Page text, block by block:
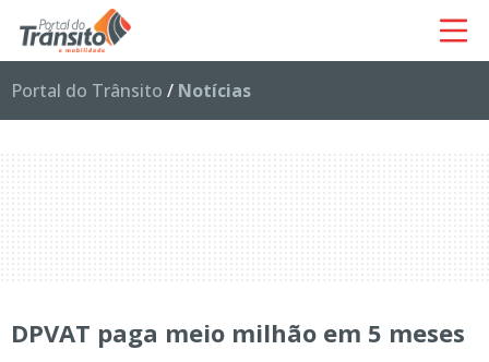
Portal do Trânsito / Notícias
DPVAT paga meio milhão em 5 meses